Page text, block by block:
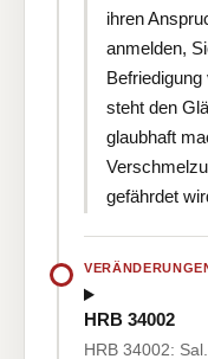
ihren
anmelden,
steht den
glaubhaft
gefährdet
HRB 34002
HRB 34002: